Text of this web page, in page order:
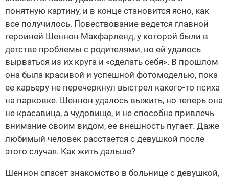
понятную картину, и в конце становится ясно, как
все получилось. Повествование ведется главной
героиней Шеннон Макфарленд, у которой были в
детстве проблемы с родителями, но ей удалось
вырваться из их круга и «сделать себя». В прошлом
она была красивой и успешной фотомоделью, пока
ее карьеру не перечеркнул выстрел какого-то психа
на парковке. Шеннон удалось выжить, но теперь она
не красавица, а чудовище, и не способна привлечь
внимание своим видом, ее внешность пугает. Даже
любимый человек расстается с девушкой после
этого случая. Как жить дальше?
Шеннон спасет знакомство в больнице с девушкой,